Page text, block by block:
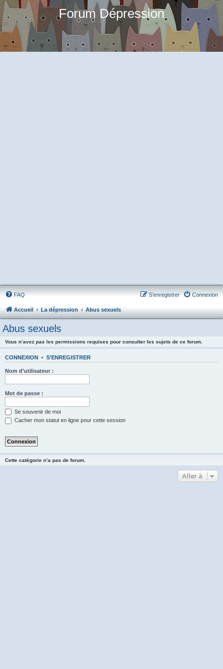
Forum Dépression
FAQ Connexion
S’enregistrer
Accueil La dépression Abus sexuels
Abus sexuels
Vous n’avez pas les permissions requises pour consulter les sujets de ce forum.
CONNEXION • S’ENREGISTRER
Nom d’utilisateur :
Mot de passe :
Se souvenir de moi
Cacher mon statut en ligne pour cette session
Cette catégorie n’a pas de forum.
Aller à